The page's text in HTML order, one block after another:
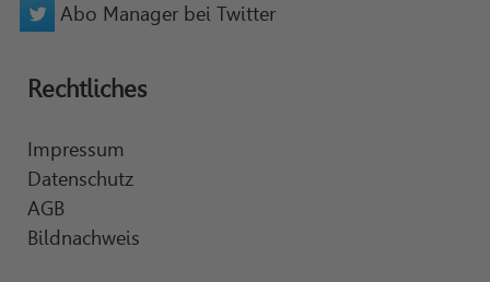
Abo Manager bei Twitter
Rechtliches
Impressum
Datenschutz
AGB
Bildnachweis